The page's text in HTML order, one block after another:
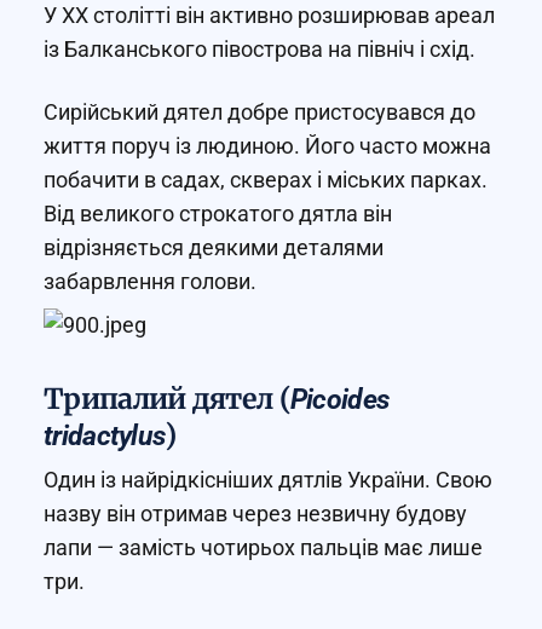
У XX столітті він активно розширював ареал
із Балканського півострова на північ і схід.
Сирійський дятел добре пристосувався до
життя поруч із людиною. Його часто можна
побачити в садах, скверах і міських парках.
Від великого строкатого дятла він
відрізняється деякими деталями
забарвлення голови.
Трипалий дятел (Picoides
tridactylus)
Один із найрідкісніших дятлів України. Свою
назву він отримав через незвичну будову
лапи — замість чотирьох пальців має лише
три.